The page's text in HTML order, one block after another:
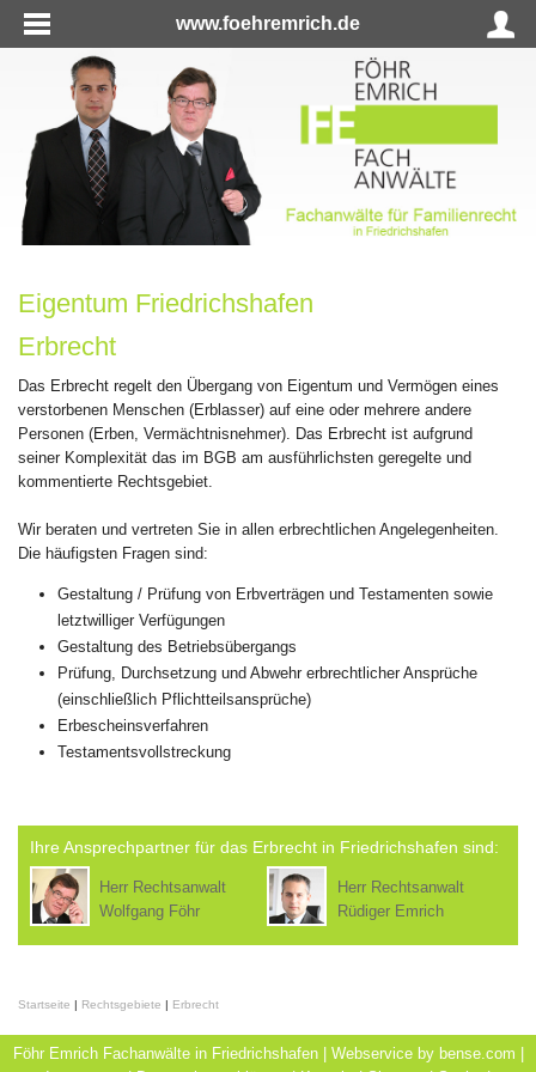
www.foehremrich.de
Eigentum Friedrichshafen
Erbrecht
Das Erbrecht regelt den Übergang von Eigentum und Vermögen eines
verstorbenen Menschen (Erblasser) auf eine oder mehrere andere
Personen (Erben, Vermächtnisnehmer). Das Erbrecht ist aufgrund
seiner Komplexität das im BGB am ausführlichsten geregelte und
kommentierte Rechtsgebiet.
Wir beraten und vertreten Sie in allen erbrechtlichen Angelegenheiten.
Die häufigsten Fragen sind:
Gestaltung / Prüfung von Erbverträgen und Testamenten sowie
letztwilliger Verfügungen
Gestaltung des Betriebsübergangs
Prüfung, Durchsetzung und Abwehr erbrechtlicher Ansprüche
(einschließlich Pflichtteilsansprüche)
Erbescheinsverfahren
Testamentsvollstreckung
Ihre Ansprechpartner für das Erbrecht in Friedrichshafen sind:
Herr Rechtsanwalt
Wolfgang Föhr
Herr Rechtsanwalt
Rüdiger Emrich
Startseite | Rechtsgebiete | Erbrecht
Föhr Emrich Fachanwälte in Friedrichshafen | Webservice by bense.com